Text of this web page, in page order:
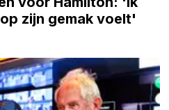
zijn gemak voelt'